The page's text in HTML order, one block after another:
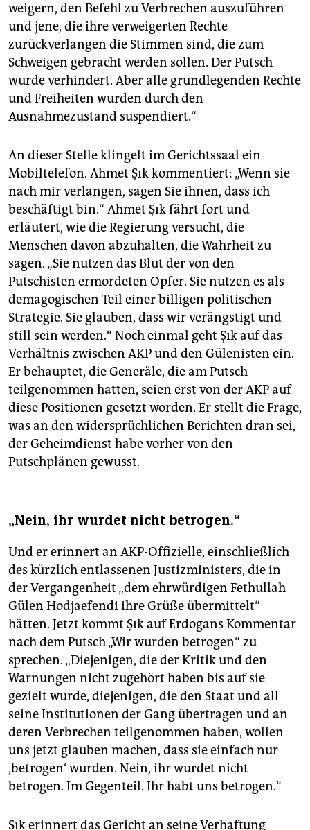
weigern, den Befehl zu Verbrechen auszuführen
und jene, die ihre verweigerten Rechte
zurückverlangen die Stimmen sind, die zum
Schweigen gebracht werden sollen. Der Putsch
wurde verhindert. Aber alle grundlegenden Rechte
und Freiheiten wurden durch den
Ausnahmezustand suspendiert.“
An dieser Stelle klingelt im Gerichtssaal ein
Mobiltelefon. Ahmet Şık kommentiert: „Wenn sie
nach mir verlangen, sagen Sie ihnen, dass ich
beschäftigt bin.“ Ahmet Şık fährt fort und
erläutert, wie die Regierung versucht, die
Menschen davon abzuhalten, die Wahrheit zu
sagen. „Sie nutzen das Blut der von den
Putschisten ermordeten Opfer. Sie nutzen es als
demagogischen Teil einer billigen politischen
Strategie. Sie glauben, dass wir verängstigt und
still sein werden.“ Noch einmal geht Şık auf das
Verhältnis zwischen AKP und den Gülenisten ein.
Er behauptet, die Generäle, die am Putsch
teilgenommen hatten, seien erst von der AKP auf
diese Positionen gesetzt worden. Er stellt die Frage,
was an den widersprüchlichen Berichten dran sei,
der Geheimdienst habe vorher von den
Putschplänen gewusst.
„Nein, ihr wurdet nicht betrogen.“
Und er erinnert an AKP-Offizielle, einschließlich
des kürzlich entlassenen Justizministers, die in
der Vergangenheit „dem ehrwürdigen Fethullah
Gülen Hodjaefendi ihre Grüße übermittelt“
hätten. Jetzt kommt Şık auf Erdogans Kommentar
nach dem Putsch „Wir wurden betrogen“ zu
sprechen. „Diejenigen, die der Kritik und den
Warnungen nicht zugehört haben bis auf sie
gezielt wurde, diejenigen, die den Staat und all
seine Institutionen der Gang übertragen und an
deren Verbrechen teilgenommen haben, wollen
uns jetzt glauben machen, dass sie einfach nur
‚betrogen‘ wurden. Nein, ihr wurdet nicht
betrogen. Im Gegenteil. Ihr habt uns betrogen.“
Şık erinnert das Gericht an seine Verhaftung